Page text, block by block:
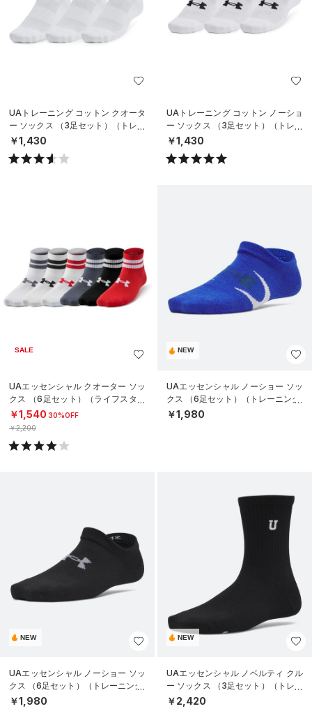
UAトレーニング コットン クオータ
ー ソックス （3足セット）（トレー
ニング/UNISEX）
￥1,430
UAトレーニング コットン ノーショ
ー ソックス （3足セット）（トレー
ニング/UNISEX）
￥1,430
SALE
UAエッセンシャル クオーター ソッ
クス （6足セット）（ライフスタイ
ル/KIDS）
￥1,540 30%OFF
￥2,200
NEW
UAエッセンシャル ノーショー ソッ
クス （6足セット）（トレーニング/
KIDS）
￥1,980
NEW
UAエッセンシャル ノーショー ソッ
クス （6足セット）（トレーニング/
KIDS）
￥1,980
NEW
UAエッセンシャル ノベルティ クル
ー ソックス （3足セット）（トレー
ニング/WOMEN）
￥2,420